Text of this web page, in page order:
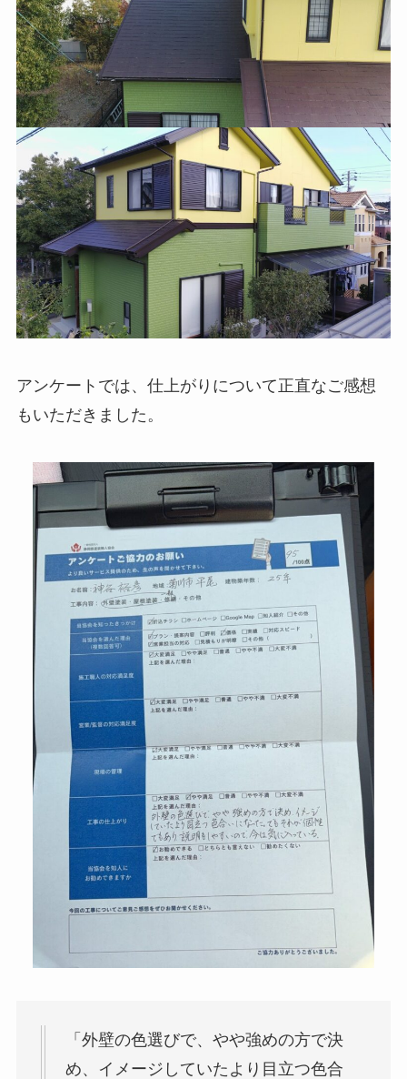
アンケートでは、仕上がりについて正直なご感想
もいただきました。
「外壁の色選びで、やや強めの方で決
め、イメージしていたより目立つ色合